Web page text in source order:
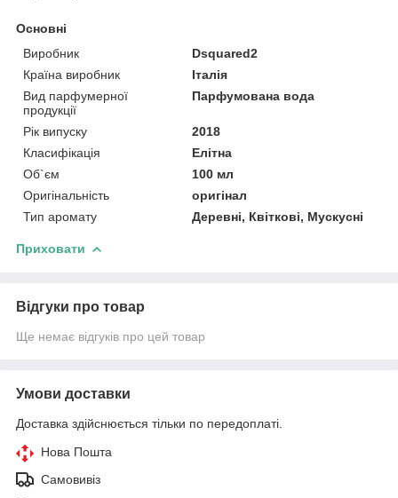
Основні
Виробник
Dsquared2
Країна виробник
Італія
Вид парфумерної
продукції
Парфумована вода
Рік випуску
2018
Класифікація
Елітна
Об`єм
100 мл
Оригінальність
оригінал
Тип аромату
Деревні, Квіткові, Мускусні
Приховати
Відгуки про товар
Ще немає відгуків про цей товар
Умови доставки
Доставка здійснюється тільки по передоплаті.
Нова Пошта
Самовивіз